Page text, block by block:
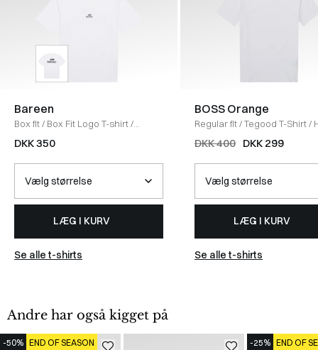
Bareen
Box fit/ Box Fit Logo T-shirt/
WHITE
DKK 350
LÆG I KURV
Se alle t-shirts
BOSS Orange
Regular fit/Tegood T-Shirt/
DKK 400 DKK 299
LÆG I KURV
Se alle t-shirts
Andre har også kigget på
-50% END OF SEASON -25% END OF